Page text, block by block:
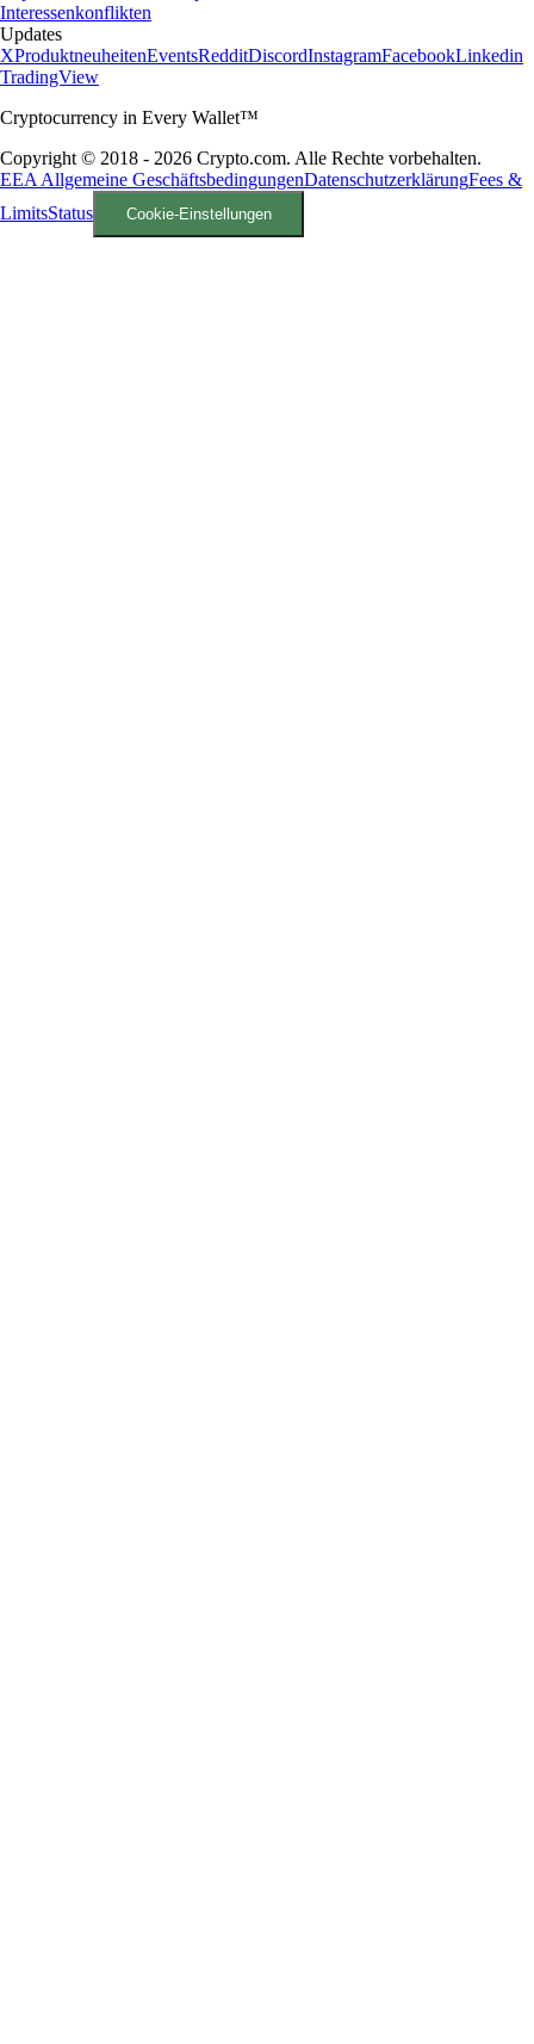
Interessenkonflikten
Updates
XProduktneuheitenEventsRedditDiscordInstagramFacebookLinkedin
TradingView
Cryptocurrency in Every Wallet™
Copyright © 2018 - 2026 Crypto.com. Alle Rechte vorbehalten.
EEA Allgemeine GeschäftsbedingungenDatenschutzerklärungFees &
LimitsStatus Cookie-Einstellungen